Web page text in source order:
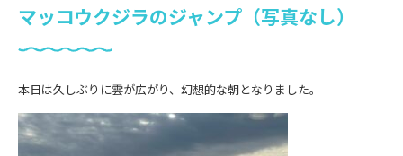
マッコウクジラのジャンプ（写真なし）
本日は久しぶりに雲が広がり、幻想的な朝となりました。